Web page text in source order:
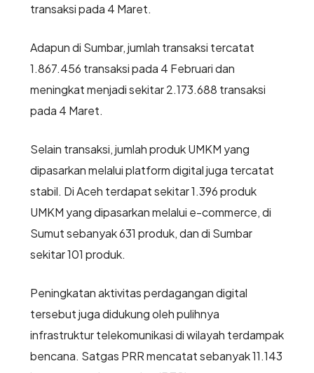
transaksi pada 4 Maret.
Adapun di Sumbar, jumlah transaksi tercatat
1.867.456 transaksi pada 4 Februari dan
meningkat menjadi sekitar 2.173.688 transaksi
pada 4 Maret.
Selain transaksi, jumlah produk UMKM yang
dipasarkan melalui platform digital juga tercatat
stabil. Di Aceh terdapat sekitar 1.396 produk
UMKM yang dipasarkan melalui e-commerce, di
Sumut sebanyak 631 produk, dan di Sumbar
sekitar 101 produk.
Peningkatan aktivitas perdagangan digital
tersebut juga didukung oleh pulihnya
infrastruktur telekomunikasi di wilayah terdampak
bencana. Satgas PRR mencatat sebanyak 11.143